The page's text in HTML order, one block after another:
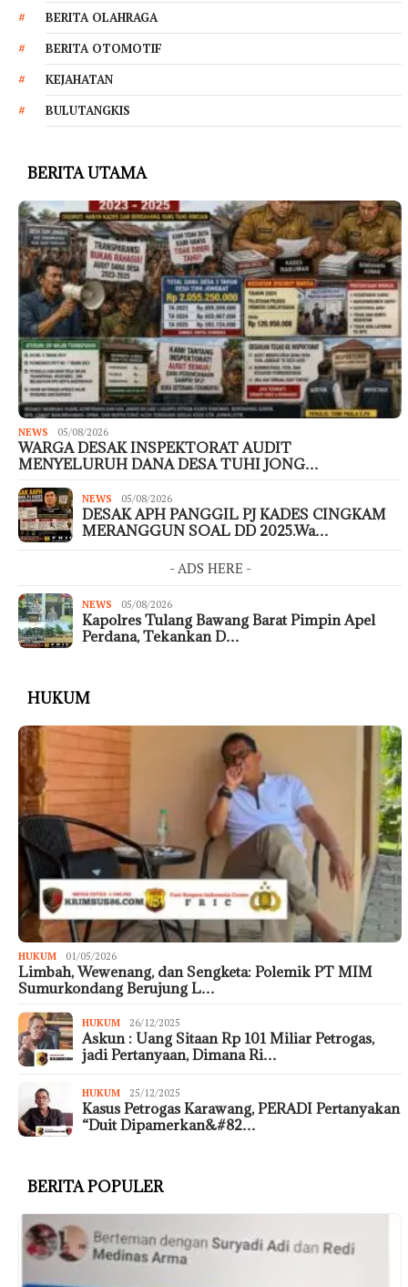
BERITA OLAHRAGA
BERITA OTOMOTIF
KEJAHATAN
BULUTANGKIS
BERITA UTAMA
NEWS 05/08/2026
WARGA DESAK INSPEKTORAT AUDIT
MENYELURUH DANA DESA TUHI JONG…
NEWS 05/08/2026
DESAK APH PANGGIL PJ KADES CINGKAM
MERANGGUN SOAL DD 2025.Wa…
- ADS HERE -
NEWS 05/08/2026
Kapolres Tulang Bawang Barat Pimpin Apel
Perdana, Tekankan D…
HUKUM
HUKUM 01/05/2026
Limbah, Wewenang, dan Sengketa: Polemik PT MIM
Sumurkondang Berujung L…
HUKUM 26/12/2025
Askun : Uang Sitaan Rp 101 Miliar Petrogas,
jadi Pertanyaan, Dimana Ri…
HUKUM 25/12/2025
Kasus Petrogas Karawang, PERADI Pertanyakan
“Duit Dipamerkan&#82…
BERITA POPULER